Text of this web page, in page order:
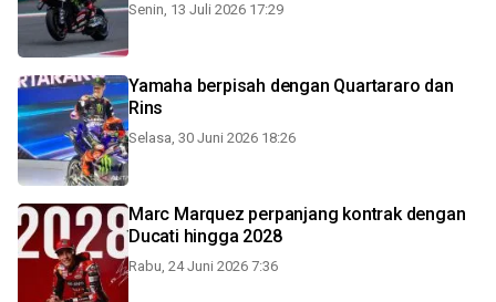
Senin, 13 Juli 2026 17:29
Yamaha berpisah dengan Quartararo dan
Rins
Selasa, 30 Juni 2026 18:26
Marc Marquez perpanjang kontrak dengan
Ducati hingga 2028
Rabu, 24 Juni 2026 7:36